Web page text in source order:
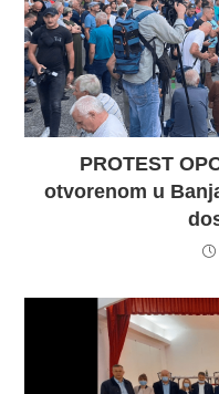
PROTEST
otvorenom u